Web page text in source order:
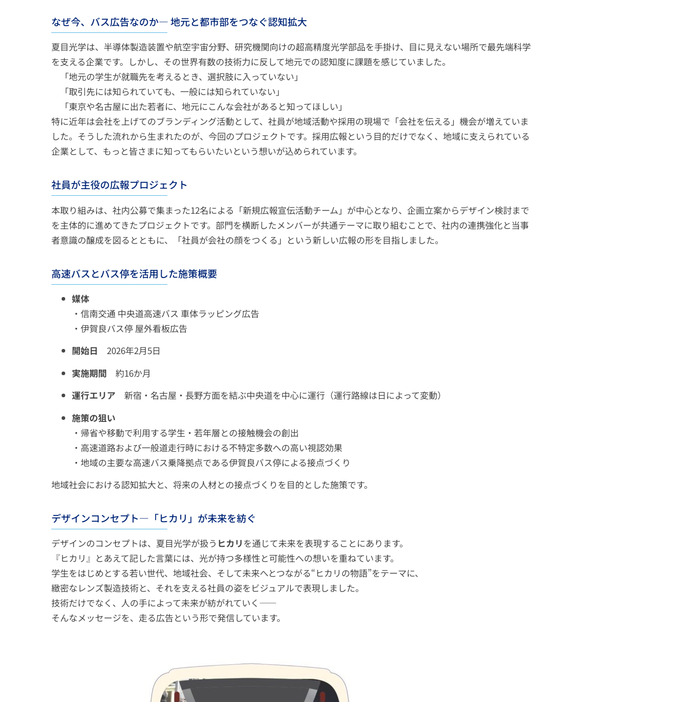
なぜ今、バス広告なのか― 地元と都市部をつなぐ認知拡大
夏目光学は、半導体製造装置や航空宇宙分野、研究機関向けの超高精度光学部品を手掛け、目に見えない場所で最先端科学
を支える企業です。しかし、その世界有数の技術力に反して地元での認知度に課題を感じていました。
「地元の学生が就職先を考えるとき、選択肢に入っていない」
「取引先には知られていても、一般には知られていない」
「東京や名古屋に出た若者に、地元にこんな会社があると知ってほしい」
特に近年は会社を上げてのブランディング活動として、社員が地域活動や採用の現場で「会社を伝える」機会が増えていま
した。そうした流れから生まれたのが、今回のプロジェクトです。採用広報という目的だけでなく、地域に支えられている
企業として、もっと皆さまに知ってもらいたいという想いが込められています。
社員が主役の広報プロジェクト
本取り組みは、社内公募で集まった12名による「新規広報宣伝活動チーム」が中心となり、企画立案からデザイン検討まで
を主体的に進めてきたプロジェクトです。部門を横断したメンバーが共通テーマに取り組むことで、社内の連携強化と当事
者意識の醸成を図るとともに、「社員が会社の顔をつくる」という新しい広報の形を目指しました。
高速バスとバス停を活用した施策概要
媒体
・信南交通 中央道高速バス 車体ラッピング広告
・伊賀良バス停 屋外看板広告
開始日 2026年2月5日
実施期間 約16か月
運行エリア 新宿・名古屋・長野方面を結ぶ中央道を中心に運行（運行路線は日によって変動）
施策の狙い
・帰省や移動で利用する学生・若年層との接触機会の創出
・高速道路および一般道走行時における不特定多数への高い視認効果
・地域の主要な高速バス乗降拠点である伊賀良バス停による接点づくり
地域社会における認知拡大と、将来の人材との接点づくりを目的とした施策です。
デザインコンセプト―「ヒカリ」が未来を紡ぐ
デザインのコンセプトは、夏目光学が扱う ヒカリ を通じて未来を表現することにあります。
『ヒカリ』とあえて記した言葉には、光が持つ多様性と可能性への想いを重ねています。
学生をはじめとする若い世代、地域社会、そして未来へとつながる“ヒカリの物語”をテーマに、
緻密なレンズ製造技術と、それを支える社員の姿をビジュアルで表現しました。
技術だけでなく、人の手によって未来が紡がれていく――
そんなメッセージを、走る広告という形で発信しています。